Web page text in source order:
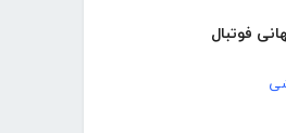
فوتبال